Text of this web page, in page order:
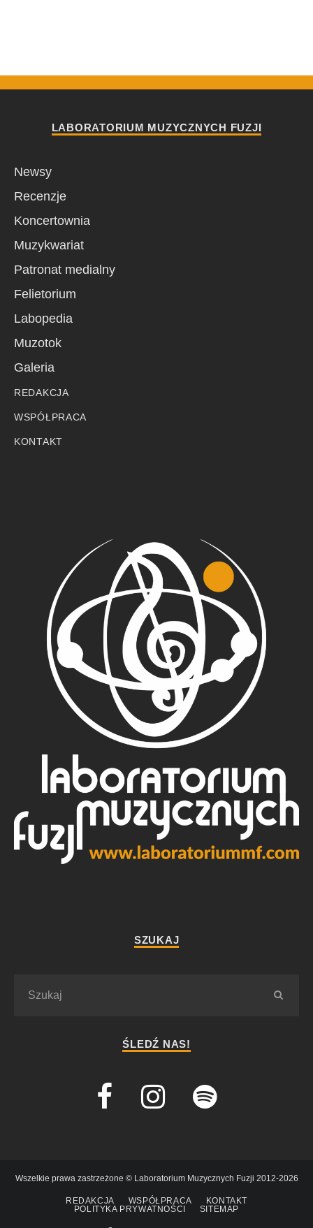
LABORATORIUM MUZYCZNYCH FUZJI
Newsy
Recenzje
Koncertownia
Muzykwariat
Patronat medialny
Felietorium
Labopedia
Muzotok
Galeria
REDAKCJA
WSPÓŁPRACA
KONTAKT
SZUKAJ
ŚLEDŹ NAS!
Wszelkie prawa zastrzeżone © Laboratorium Muzycznych Fuzji 2012-2026
REDAKCJA WSPÓŁPRACA
KONTAKT
POLITYKA PRYWATNOŚCI
SITEMAP